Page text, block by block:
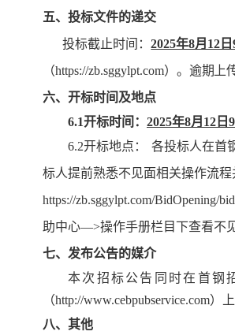
五、投标文件的递交
投标截止时间：2025年8月12
（https://zb.sggylpt.com） 。逾期上
六、开标时间及地点
6.1开标时间： 2025年8月12日
6.2开标地点：
各投标人在首
标人提前熟悉不见面相关操作流
https://zb.sggylpt.com/
助中心—>操作手册栏目下查看不
七、发布公告的媒介
本次招标公告同时在首钢
（http://www.cebpubservice.com）
八、其他